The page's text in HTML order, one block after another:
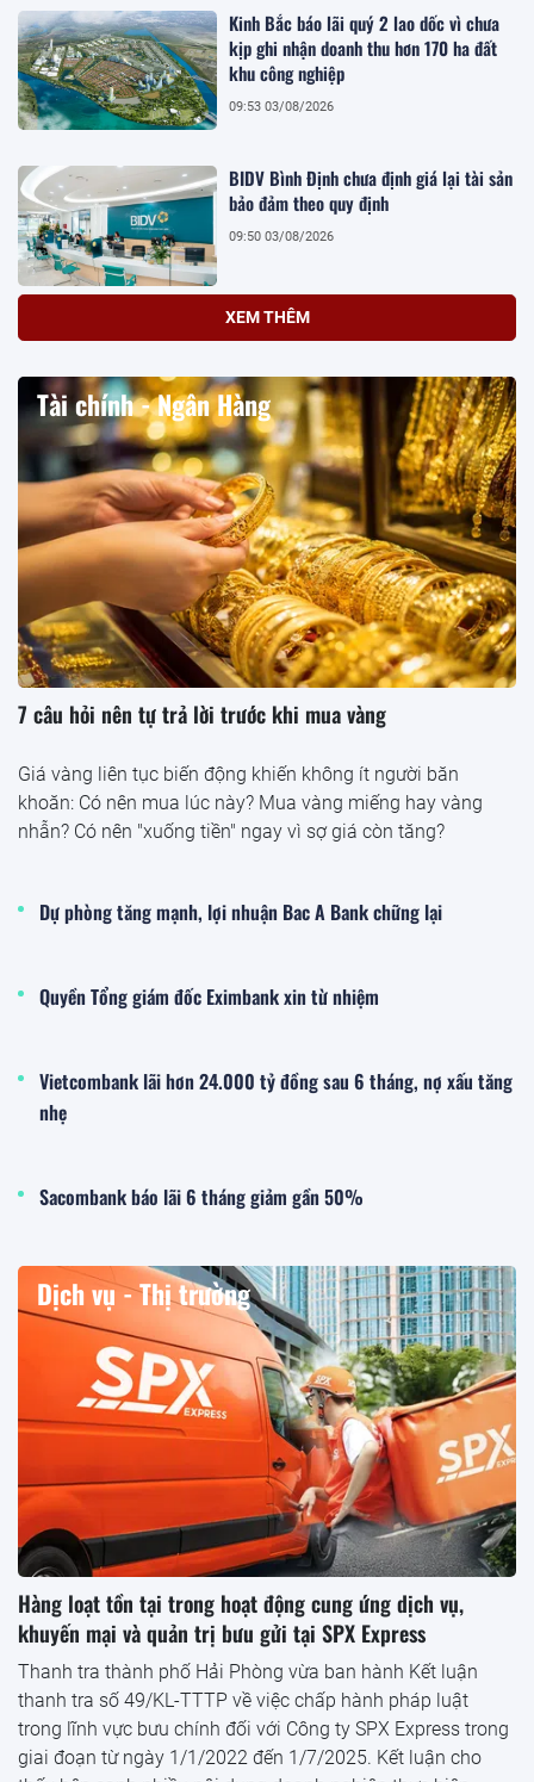
Kinh Bắc báo lãi quý 2 lao dốc vì chưa
kịp ghi nhận doanh thu hơn 170 ha đất
khu công nghiệp
09:53 03/08/2026
BIDV Bình Định chưa định giá lại tài sản
bảo đảm theo quy định
09:50 03/08/2026
XEM THÊM
Tài chính - Ngân Hàng
7 câu hỏi nên tự trả lời trước khi mua vàng
Giá vàng liên tục biến động khiến không ít người băn
khoăn: Có nên mua lúc này? Mua vàng miếng hay vàng
nhẫn? Có nên "xuống tiền" ngay vì sợ giá còn tăng?
Dự phòng tăng mạnh, lợi nhuận Bac A Bank chững lại
Quyền Tổng giám đốc Eximbank xin từ nhiệm
Vietcombank lãi hơn 24.000 tỷ đồng sau 6 tháng, nợ xấu tăng
nhẹ
Sacombank báo lãi 6 tháng giảm gần 50%
Dịch vụ - Thị trường
Hàng loạt tồn tại trong hoạt động cung ứng dịch vụ,
khuyến mại và quản trị bưu gửi tại SPX Express
Thanh tra thành phố Hải Phòng vừa ban hành Kết luận
thanh tra số 49/KL-TTTP về việc chấp hành pháp luật
trong lĩnh vực bưu chính đối với Công ty SPX Express trong
giai đoạn từ ngày 1/1/2022 đến 1/7/2025. Kết luận cho